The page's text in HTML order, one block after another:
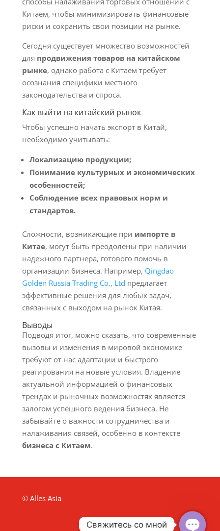
Китаем, чтобы минимизировать финансовые
риски и сохранить свои позиции на рынке.
Сегодня существует множество возможностей
для продвижения товаров на китайском
рынке, однако работа с Китаем требует
осознания специфики местного
законодательства и спроса.
Как выйти на китайский рынок
Чтобы успешно начать экспорт в Китай,
необходимо учитывать:
Локализацию продукции;
Понимание культурных и экономических
особенностей;
Соблюдение всех правовых норм и
стандартов.
Сложности, возникающие при импорте в
Китае, могут быть преодолены при наличии
надежного партнера, готового помочь в
организации бизнеса. Например, Qingdao
Golden Russia Trading Co., Ltd предлагает
эффективные решения для любых задач,
связанных с выходом на рынок Китая.
Выводы
Подводя итог, можно сказать, что современные
вызовы и изменения в мировой экономике
требуют от нас адаптации и быстрого
реагирования на новые условия. Владение
актуальной информацией о финансовых
трендах и рыночных возможностях является
залогом успешного ведения бизнеса. Не
забывайте о важности сотрудничества и
налаживания связей, особенно в контексте
бизнеса с Китаем.
© Alles Asia
Свяжитесь со мной